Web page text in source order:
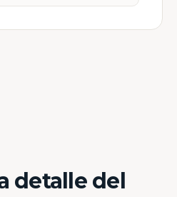
detalle del